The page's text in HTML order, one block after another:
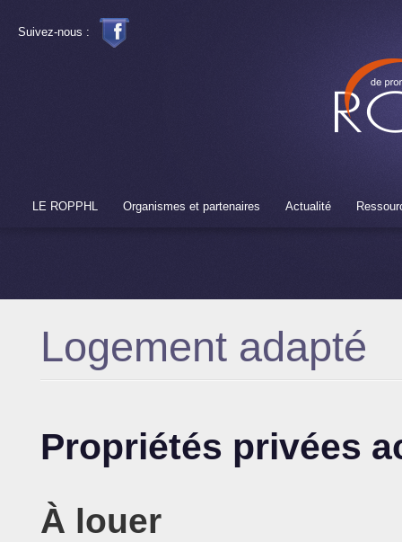
Suivez-nous :
LE ROPPHL Organismes et partenaires Actualité
Logement adapté
Propriétés privées
À louer